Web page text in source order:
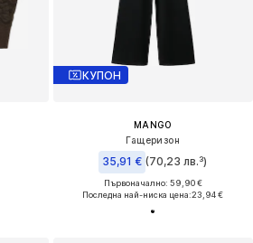
КУПОН
MANGO
Гащеризон
35,91 € (70,23 лв.³)
Първоначално: 59,90 €
Последна най-ниска цена:23,94 €